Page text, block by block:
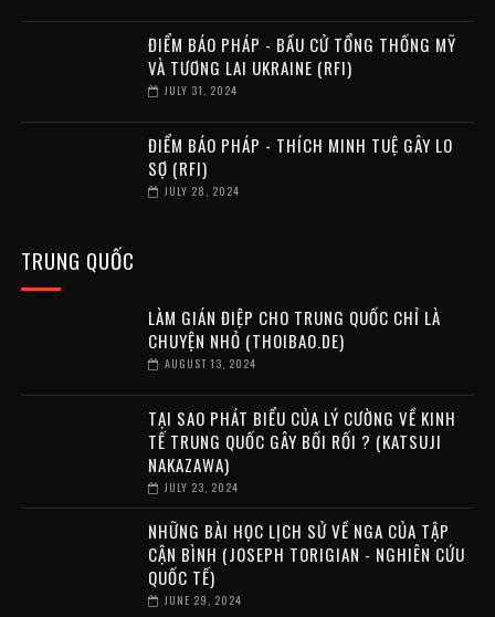
ĐIỂM BÁO PHÁP - BẦU CỬ TỔNG THỐNG MỸ
VÀ TƯƠNG LAI UKRAINE (RFI)
JULY 31, 2024
ĐIỂM BÁO PHÁP - THÍCH MINH TUỆ GÂY LO
SỢ (RFI)
JULY 28, 2024
TRUNG QUỐC
LÀM GIÁN ĐIỆP CHO TRUNG QUỐC CHỈ LÀ
CHUYỆN NHỎ (THOIBAO.DE)
AUGUST 13, 2024
TẠI SAO PHÁT BIỂU CỦA LÝ CƯỜNG VỀ KINH
TẾ TRUNG QUỐC GÂY BỐI RỐI ? (KATSUJI
NAKAZAWA)
JULY 23, 2024
NHỮNG BÀI HỌC LỊCH SỬ VỀ NGA CỦA TẬP
CẬN BÌNH (JOSEPH TORIGIAN - NGHIÊN CỨU
QUỐC TẾ)
JUNE 29, 2024